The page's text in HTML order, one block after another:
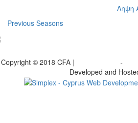
Ληψη
Previous Seasons
Copyright © 2018 CFA | -
Developed and